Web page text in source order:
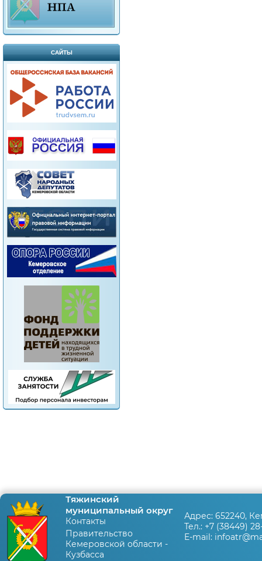
САЙТЫ
Тяжинский
муниципальный округ
Контакты
Правительство
Кемеровской области -
Кузбасса
Адрес: 652240,
Тел.: +7 (38449)
E-mail: